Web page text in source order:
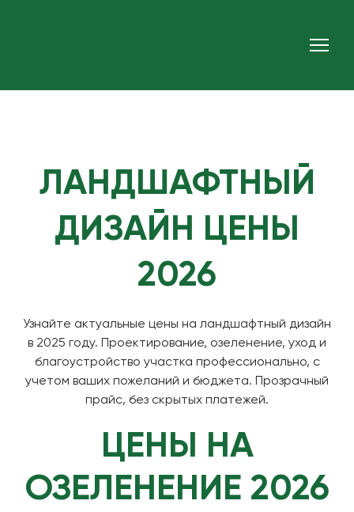
ЛАНДШАФТНЫЙ
ДИЗАЙН ЦЕНЫ
2026
Узнайте актуальные цены на ландшафтный дизайн
в 2025 году. Проектирование, озеленение, уход и
благоустройство участка профессионально, с
учетом ваших пожеланий и бюджета. Прозрачный
прайс, без скрытых платежей.
ЦЕНЫ НА
ОЗЕЛЕНЕНИЕ 2026